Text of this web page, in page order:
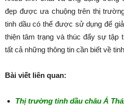
đẹp được ưa chuộng trên thị
tinh dầu có thể được sử dụng để
thiện tâm trạng và thúc đẩy sự tập
tất cả những thông tin cần biết về
Bài viết liên quan:
Thị trường tinh dầu châu Á